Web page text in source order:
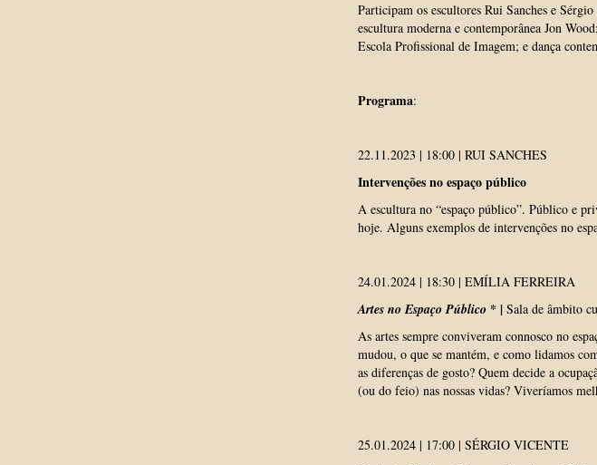
Participam os escultores Rui Sanches e
escultura moderna e contemporânea Jon
Escola Profissional de Imagem; e dança
Programa:
22.11.2023 | 18:00 | RUI SANCHES
Intervenções no espaço público
A escultura no “espaço público”. Público e
hoje. Alguns exemplos de intervenções no
24.01.2024 | 18:30 | EMÍLIA FERREIRA
Artes no Espaço Público* | Sala de âmbito
As artes sempre conviveram connosco no
mudou, o que se mantém, e como lidamos
as diferenças de gosto? Quem decide a
(ou do feio) nas nossas vidas? Viveríamos
25.01.2024 | 17:00 | SÉRGIO VICENTE